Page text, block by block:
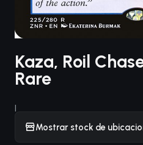
Kaza, Roil
Rare
|
Mostrar stock de